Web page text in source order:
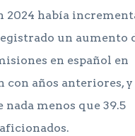
2024 había
un aumento
en español en
con años anteriores, y
menos que 39.5